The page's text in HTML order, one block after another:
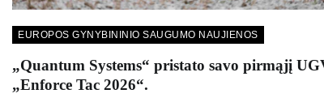
EUROPOS GYNYBININIO SAUGUMO NAUJIENOS
„Quantum Systems“ pristato savo pirmąjį
„Enforce Tac 2026“.